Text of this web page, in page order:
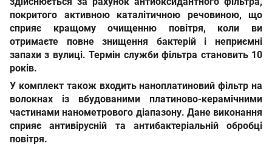
покритого активною каталітичною речовиною, що
сприяє кращому очищенню повітря, коли ви
отримаєте повне знищення бактерій і неприємні
запахи з вулиці. Термін служби фільтра становить 10
років.
У комплект також входить наноплатиновий фільтр на
волокнах із вбудованими платиново-керамічними
частинами нанометрового діапазону. Дане виконання
сприяє антивірусній та антибактеріальній обробці
повітря.